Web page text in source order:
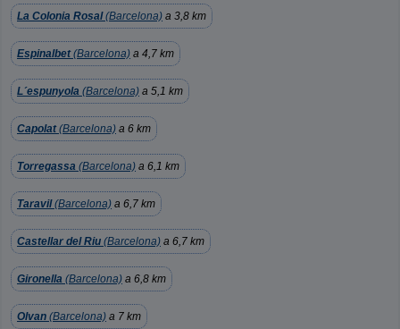
La Colonia Rosal(Barcelona) a 3,8 km
Espinalbet(Barcelona) a 4,7 km
L´espunyola (Barcelona) a 5,1 km
Capolat(Barcelona) a 6 km
Torregassa (Barcelona) a 6,1 km
Taravil(Barcelona) a 6,7 km
Castellar del Riu (Barcelona) a 6,7 km
Gironella (Barcelona) a 6,8 km
Olvan (Barcelona) a 7 km